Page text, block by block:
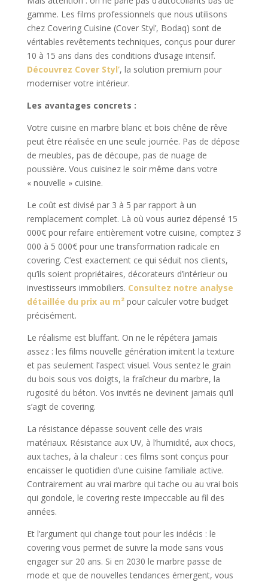
gamme. Les films professionnels que nous utilisons
chez Covering Cuisine (Cover Styl’, Bodaq) sont de
véritables revêtements techniques, conçus pour durer
10 à 15 ans dans des conditions d’usage intensif.
Découvrez Cover Styl’, la solution premium pour
moderniser votre intérieur.
Les avantages concrets :
Votre cuisine en marbre blanc et bois chêne de rêve
peut être réalisée en une seule journée. Pas de dépose
de meubles, pas de découpe, pas de nuage de
poussière. Vous cuisinez le soir même dans votre
« nouvelle » cuisine.
Le coût est divisé par 3 à 5 par rapport à un
remplacement complet. Là où vous auriez dépensé 15
000€ pour refaire entièrement votre cuisine, comptez 3
000 à 5 000€ pour une transformation radicale en
covering. C’est exactement ce qui séduit nos clients,
qu’ils soient propriétaires, décorateurs d’intérieur ou
investisseurs immobiliers. Consultez notre analyse
détaillée du prix au m²pour calculer votre budget
précisément.
Le réalisme est bluffant. On ne le répétera jamais
assez : les films nouvelle génération imitent la texture
et pas seulement l’aspect visuel. Vous sentez le grain
du bois sous vos doigts, la fraîcheur du marbre, la
rugosité du béton. Vos invités ne devinent jamais qu’il
s’agit de covering.
La résistance dépasse souvent celle des vrais
matériaux. Résistance aux UV, à l’humidité, aux chocs,
aux taches, à la chaleur : ces films sont conçus pour
encaisser le quotidien d’une cuisine familiale active.
Contrairement au vrai marbre qui tache ou au vrai bois
qui gondole, le covering reste impeccable au fil des
années.
Et l’argument qui change tout pour les indécis : le
covering vous permet de suivre la mode sans vous
engager sur 20 ans. Si en 2030 le marbre passe de
mode et que de nouvelles tendances émergent, vous